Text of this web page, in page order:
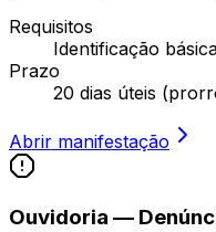
Requisitos
Identificação
Prazo
20 dias úteis
Abrir manifestação
Ouvidoria —